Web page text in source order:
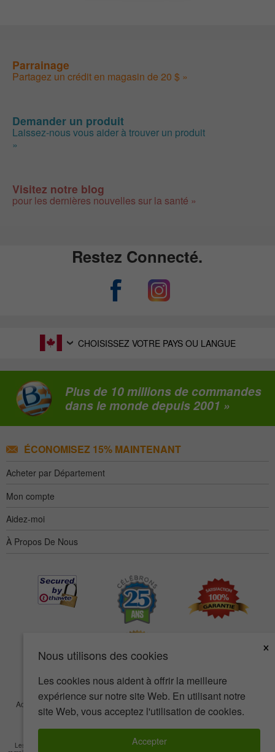
Nous utilisons des cookies
×
Les cookies nous aident à offrir la meilleure
expérience sur notre site Web. En utilisant notre
site Web, vous acceptez l'utilisation de cookies.
Accepter
Parrainage
Partagez un crédit en magasin de 20 $ »
Demander un produit
Laissez-nous vous aider à trouver un produit
»
Visitez notre blog
pour les dernières nouvelles sur la santé »
Restez Connecté.
CHOISISSEZ VOTRE PAYS OU LANGUE
Plus de 10 millions de commandes
dans le monde depuis 2001 »
ÉCONOMISEZ 15% MAINTENANT
Acheter par Département
Mon compte
Aidez-moi
À Propos De Nous
Accessibilité
© Copyright 2001-2026 BIOVEA. Tous droits réservés.
Les informations sur ce site sont fournies à titre informatif seulement et ne visent pas à